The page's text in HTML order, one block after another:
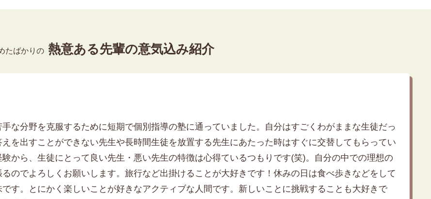
たばかりの 熱意ある先輩の意気込み紹介
な分野を克服するために短期で個別指導の塾に通っていました。自分はすごくわがままな生徒だっ
を出すことができない先生や長時間生徒を放置する先生にあたった時はすぐに交替してもらってい
験から、生徒にとって良い先生・悪い先生の特徴は心得ているつもりです(笑)。自分の中での理想の
のでよろしくお願いします。旅行など出掛けることが大好きです！休みの日は食べ歩きなどをして
す。とにかく楽しいことが好きなアクティブな人間です。新しいことに挑戦することも大好きで